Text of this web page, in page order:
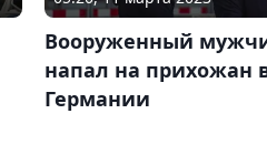
Вооруженный
напал на прихожан
Германии